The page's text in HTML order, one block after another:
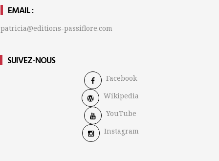
EMAIL :
patricia@editions-passiflore.com
SUIVEZ-NOUS
Facebook
Wikipedia
YouTube
Instagram